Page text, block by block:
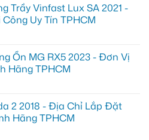
Trầy Vinfast Lux SA 2021 -
Uy Tín TPHCM
Ồn MG RX5 2023 - Đơn Vị
Hãng TPHCM
2 2018 - Địa Chỉ Lắp Đặt
Hãng TPHCM